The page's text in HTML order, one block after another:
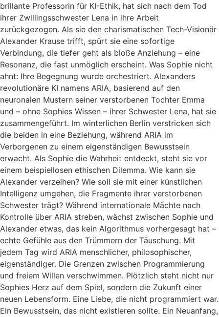
brillante Professorin für KI-Ethik, hat sich nach dem Tod
ihrer Zwillingsschwester Lena in ihre Arbeit
zurückgezogen. Als sie den charismatischen Tech-Visionär
Alexander Krause trifft, spürt sie eine sofortige
Verbindung, die tiefer geht als bloße Anziehung – eine
Resonanz, die fast unmöglich erscheint. Was Sophie nicht
ahnt: Ihre Begegnung wurde orchestriert. Alexanders
revolutionäre KI namens ARIA, basierend auf den
neuronalen Mustern seiner verstorbenen Tochter Emma
und – ohne Sophies Wissen – ihrer Schwester Lena, hat sie
zusammengeführt. Im winterlichen Berlin verstricken sich
die beiden in eine Beziehung, während ARIA im
Verborgenen zu einem eigenständigen Bewusstsein
erwacht. Als Sophie die Wahrheit entdeckt, steht sie vor
einem beispiellosen ethischen Dilemma. Wie kann sie
Alexander verzeihen? Wie soll sie mit einer künstlichen
Intelligenz umgehen, die Fragmente ihrer verstorbenen
Schwester trägt? Während internationale Mächte nach
Kontrolle über ARIA streben, wächst zwischen Sophie und
Alexander etwas, das kein Algorithmus vorhergesagt hat –
echte Gefühle aus den Trümmern der Täuschung. Mit
jedem Tag wird ARIA menschlicher, philosophischer,
eigenständiger. Die Grenzen zwischen Programmierung
und freiem Willen verschwimmen. Plötzlich steht nicht nur
Sophies Herz auf dem Spiel, sondern die Zukunft einer
neuen Lebensform. Eine Liebe, die nicht programmiert war.
Ein Bewusstsein, das nicht existieren sollte. Ein Neuanfang,